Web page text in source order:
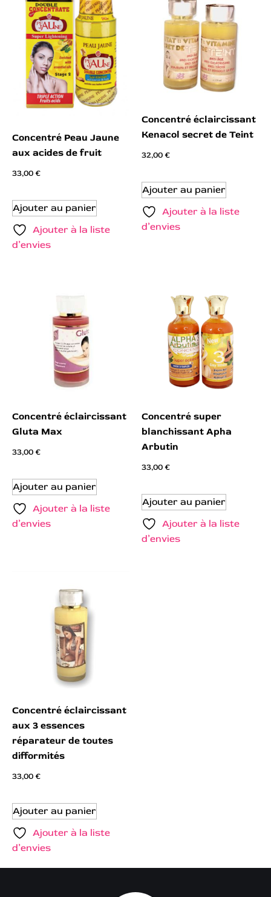
Concentré Peau Jaune
aux acides de fruit
33,00€
Ajouter au panier
Ajouter à la liste
d’envies
Concentré éclaircissant
Kenacol secret de Teint
32,00€
Ajouter au panier
Ajouter à la liste
d’envies
Concentré éclaircissant
Gluta Max
33,00€
Ajouter au panier
Ajouter à la liste
d’envies
Concentré super
blanchissant Apha
Arbutin
33,00€
Ajouter au panier
Ajouter à la liste
d’envies
Concentré éclaircissant
aux 3 essences
réparateur de toutes
difformités
33,00€
Ajouter au panier
Ajouter à la liste
d’envies